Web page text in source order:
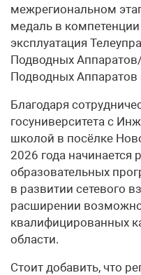
межрегиональном
медаль в
эксплуатация
Подводных
Подводных
Благодаря
госуниверситета с
школой в посёлке
2026 года начинается
образовательных
в развитии сетевого
расширении
квалифицированных
области.
Стоит добавить, что